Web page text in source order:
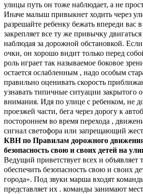
улицы путь он тоже наблюдает, а не
Иначе малыш привыкнет ходить через
разрешайте ребенку бежать впереди вас
закрепляет все ту же привычку
наблюдая за дорожной обстановкой.
очки, он хорошо видит только перед
роль играет так называемое боковое
остается ослабленным , надо особым
правильно оценивать скорость
узнавать типичные ситуации закрытого
внимания. Идя по улице с ребенком, не
проезжей части, бега через дорогу к
постороннем во время перехода ,
сигнал светофора или запрещающий
КВН по Правилам дорожного
безопасность свою и своих детей на
Ведущий приветствует всех и объявляет
обеспечить безопасность свою и своих
города». Под звуки марша входят
представляет их . команды занимают